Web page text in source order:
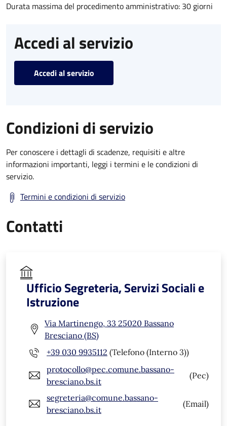
Durata massima del procedimento amministrativo: 30 giorni
Accedi al servizio
Accedi al servizio
Condizioni di servizio
Per conoscere i dettagli di scadenze, requisiti e altre
informazioni importanti, leggi i termini e le condizioni di
servizio.
Termini e condizioni di servizio
Contatti
Ufficio Segreteria, Servizi Sociali e
Istruzione
Via Martinengo, 33 25020 Bassano
Bresciano (BS)
+39 030 9935112 (Telefono (Interno 3))
protocollo@pec.comune.bassano-
bresciano.bs.it
(Pec)
segreteria@comune.bassano-
bresciano.bs.it
(Email)